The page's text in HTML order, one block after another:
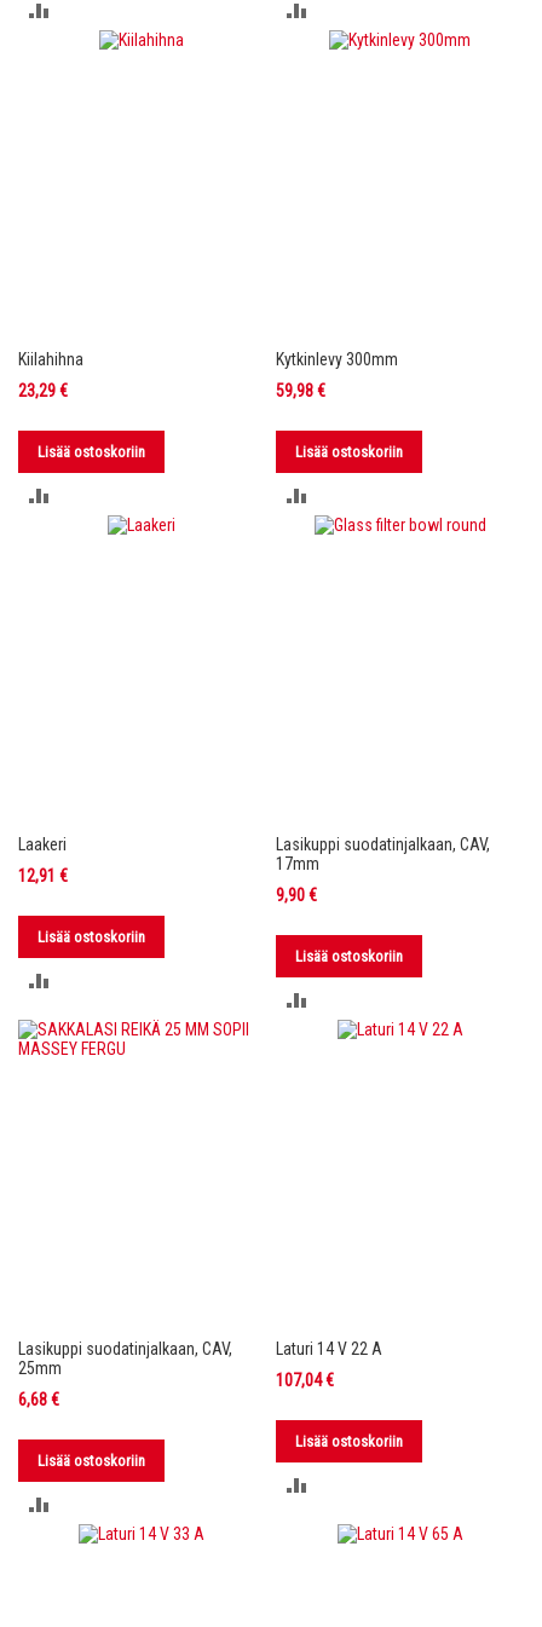
VERTAILUUN VERTAILUUN
Kiilahihna
23,29 €
Lisää ostoskoriin
VERTAILUUN
Kytkinlevy 300mm
59,98 €
Lisää ostoskoriin
VERTAILUUN
Laakeri
12,91 €
Lisää ostoskoriin
VERTAILUUN
Lasikuppi suodatinjalkaan, CAV,
17mm
9,90 €
Lisää ostoskoriin
VERTAILUUN
Lasikuppi suodatinjalkaan, CAV,
25mm
6,68 €
Lisää ostoskoriin
VERTAILUUN
Laturi 14 V 22 A
107,04 €
Lisää ostoskoriin
VERTAILUUN